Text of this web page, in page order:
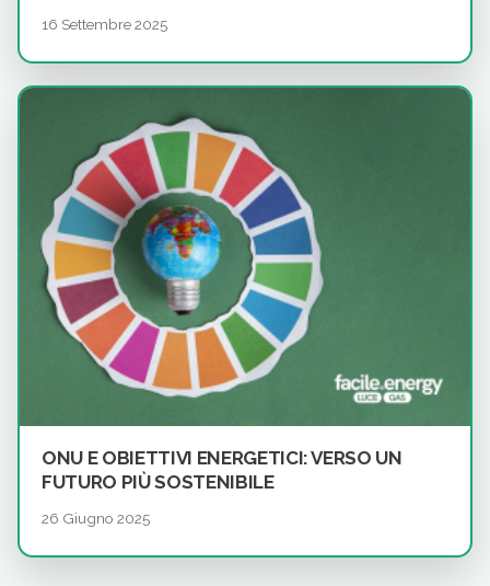
16 Settembre 2025
ONU E OBIETTIVI ENERGETICI: VERSO UN
FUTURO PIÙ SOSTENIBILE
26 Giugno 2025